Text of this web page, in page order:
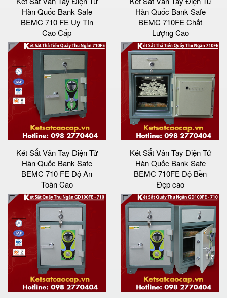
Hàn Quốc Bank Safe
BEMC 710 FE Uy Tín
Cao Cấp
Hàn Quốc Bank Safe
BEMC 710FE Chất
Lượng Cao
Két Sắt Vân Tay Điện Tử
Hàn Quốc Bank Safe
BEMC 710 FE Độ An
Toàn Cao
Két Sắt Vân Tay Điện Tử
Hàn Quốc Bank Safe
BEMC 710FE Độ Bền
Đẹp cao